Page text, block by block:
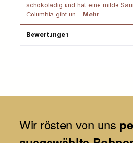
schokoladig und hat eine milde
Columbia gibt un… Mehr
Bewertungen
Wir rösten von uns